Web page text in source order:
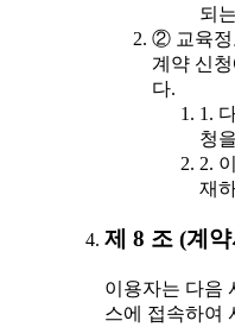
되
② 교육정
계약 신
다.
1.
청
2.
재
제 8 조 (계
이용자는 다음
스에 접속하여